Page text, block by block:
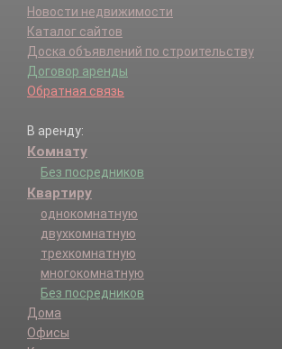
Новости недвижимости
Каталог сайтов
Доска объявлений по строительству
Договор аренды
Обратная связь
В аренду:
Комнату
Без посредников
Квартиру
однокомнатную
двухкомнатную
трехкомнатную
многокомнатную
Без посредников
Дома
Офисы